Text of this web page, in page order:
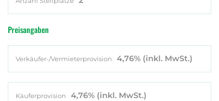
Preisangaben
Verkäufer-/Vermieterprovision 4,76% (inkl. MwSt.)
Käuferprovision 4,76% (inkl. MwSt.)